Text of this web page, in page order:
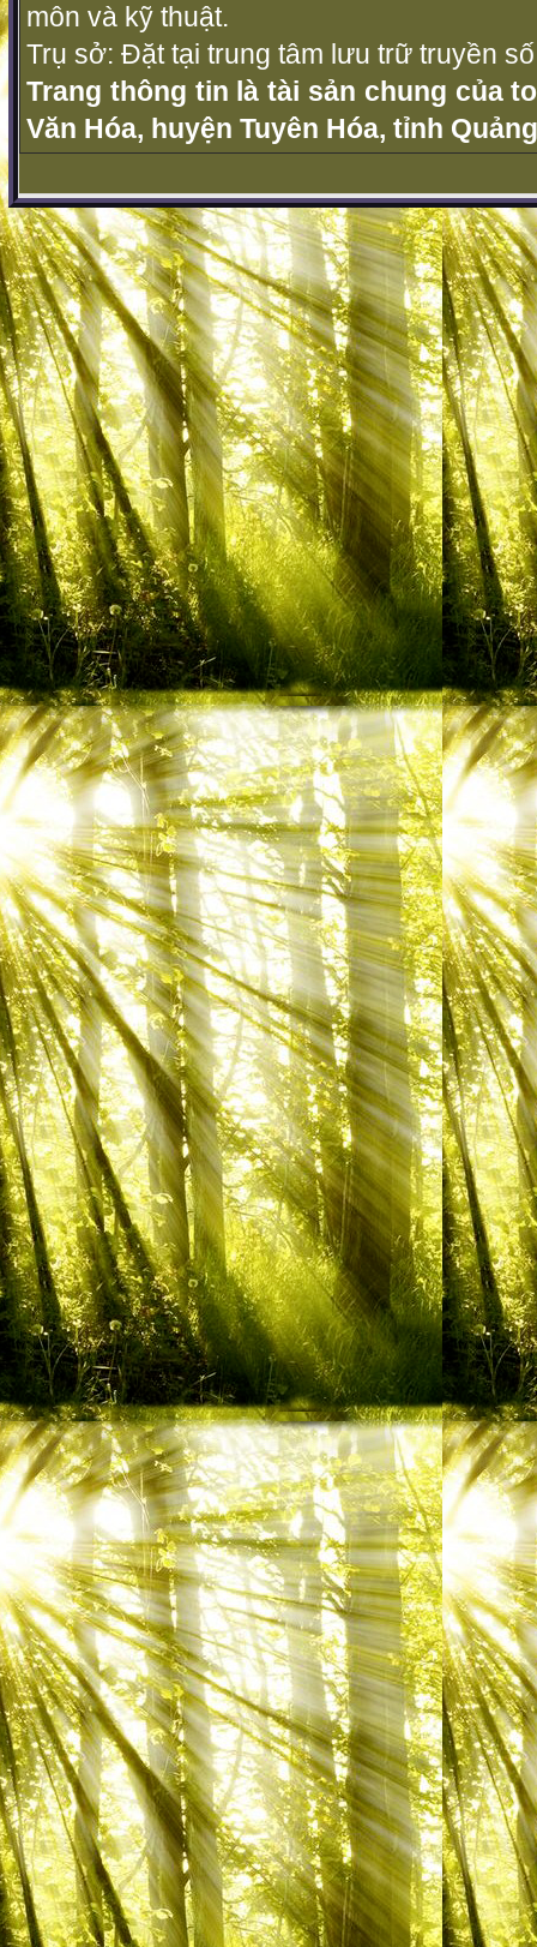
môn và kỹ thuật.
Trụ sở: Đặt tại trung tâm lưu trữ truyền
Trang thông tin là tài sản chung của
Văn Hóa, huyện Tuyên Hóa, tỉnh